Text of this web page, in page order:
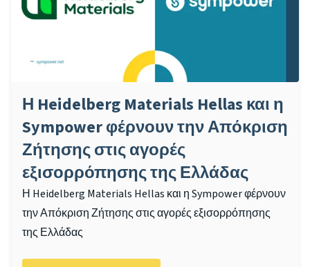
Η Heidelberg Materials Hellas και η
Sympower φέρνουν την Απόκριση
Ζήτησης στις αγορές
εξισορρόπησης της Ελλάδας
Η Heidelberg Materials Hellas και η Sympower φέρνουν
την Απόκριση Ζήτησης στις αγορές εξισορρόπησης
της Ελλάδας